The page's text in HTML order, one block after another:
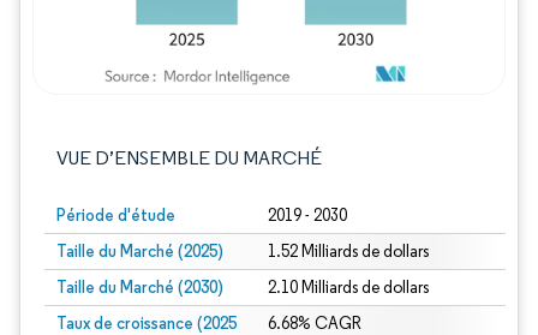
VUE D’ENSEMBLE DU MARCHÉ
Période d'étude 2019 - 2030
Taille du Marché (2025) 1.52 Milliards de dollars
Taille du Marché (2030) 2.10 Milliards de dollars
Taux de croissance (2025
6.68% CAGR